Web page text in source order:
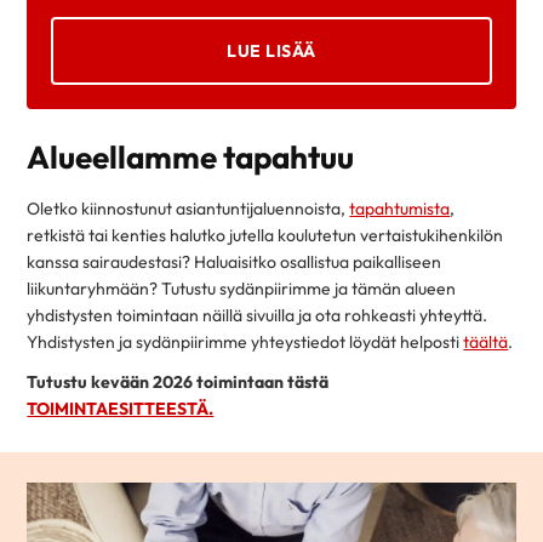
LUE LISÄÄ
Alueellamme tapahtuu
Oletko kiinnostunut asiantuntijaluennoista,tapahtumista,
retkistä tai kenties halutko jutella koulutetun vertaistukihenkilön
kanssa sairaudestasi? Haluaisitko osallistua paikalliseen
liikuntaryhmään? Tutustu sydänpiirimme ja tämän alueen
yhdistysten toimintaan näillä sivuilla ja ota rohkeasti yhteyttä.
Yhdistysten ja sydänpiirimme yhteystiedot löydät helpostitäältä.
Tutustu kevään 2026 toimintaan tästä
TOIMINTAESITTEESTÄ.